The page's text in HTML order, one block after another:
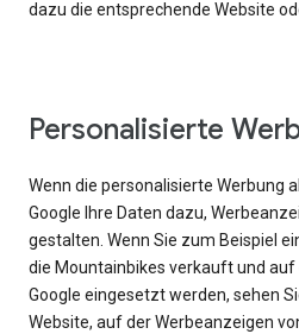
dazu die entsprechende Website
Personalisierte
Wenn die personalisierte Werbung
Google Ihre Daten dazu,
gestalten. Wenn Sie zum Beispiel
die Mountainbikes verkauft und auf
Google eingesetzt werden, sehen
Website, auf der Werbeanzeigen